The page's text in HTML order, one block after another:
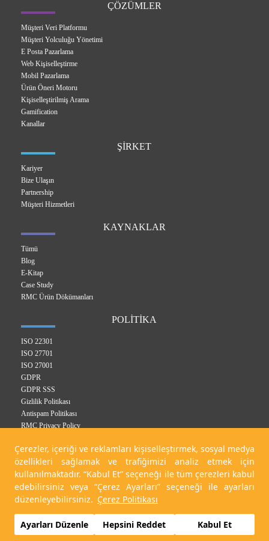
Çerezler, içeriği ve reklamları kişiselleştirmek, sosyal medya
özellikleri sağlamak ve trafiğimizi analiz etmek için
kullanılmaktadır. “Kabul Et” seçeneği ile tüm çerezleri kabul
edebilirsiniz veya “Çerez Ayarları” seçeneği ile ayarları
düzenleyebilirsiniz. Çerez Politikası
Ayarları Düzenle Hepsini Reddet Kabul Et
ÇÖZÜMLER
Müşteri Veri Platformu
Müşteri Yolculuğu Yönetimi
E Posta Pazarlama
Web Kişiselleştirme
Mobil Pazarlama
Ürün Öneri Motoru
Kişiselleştirilmiş Arama
Gamification
Kanallar
ŞİRKET
Kariyer
Bize Ulaşın
Partnership
Müşteri Hizmetleri
KAYNAKLAR
Tümü
Blog
E-Kitap
Case Study
RMC Ürün Dökümanları
POLİTİKA
ISO 22301
ISO 27701
ISO 27001
GDPR
GDPR SSS
Gizlilik Politikası
Antispam Politikası
RMC Privacy Policy
Çerez Politikası
KVKK Politikası
Related Digital 2023
Çerez Ayarlarını Düzenle